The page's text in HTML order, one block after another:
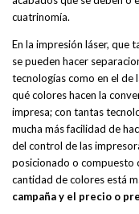
cuatrinomía.
En la impresión láser, que
se pueden hacer
tecnologías como en el de
qué colores hacen la
impresa; con tantas
mucha más facilidad de
del control de las
posicionado o compuesto
cantidad de colores está
campaña y el precio o